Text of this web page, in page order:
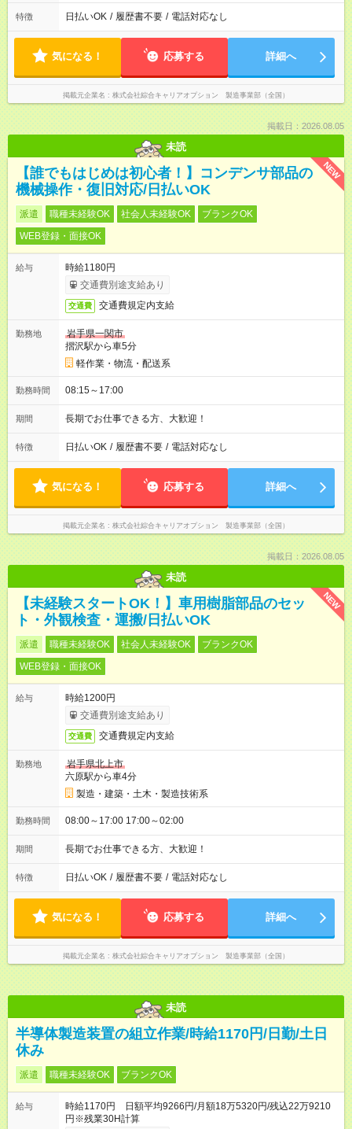
特徴 日払いOK / 履歴書不要 / 電話対応なし
気になる！ 応募する 詳細へ
掲載元企業名 株式会社綜合キャリアオプション 製造事業部（全国）
掲載日：2026.08.05
未読
NEW
【誰でもはじめは初心者！】コンデンサ部品の
機械操作・復旧対応/日払いOK
派遣 職種未経験OK 社会人未経験OK
ブランクOK
WEB登録・面接OK
給与
時給1180円
交通費別途支給あり
交通費 交通費規定内支給
勤務地
岩手県一関市
摺沢駅から車5分
軽作業・物流・配送系
勤務時間 08:15～17:00
期間 長期でお仕事できる方、大歓迎！
特徴 日払いOK / 履歴書不要 / 電話対応なし
気になる！ 応募する 詳細へ
掲載元企業名 株式会社綜合キャリアオプション 製造事業部（全国）
掲載日：2026.08.05
未読
NEW
【未経験スタートOK！】車用樹脂部品のセッ
ト・外観検査・運搬/日払いOK
派遣 職種未経験OK 社会人未経験OK
ブランクOK
WEB登録・面接OK
給与
時給1200円
交通費別途支給あり
交通費 交通費規定内支給
勤務地
岩手県北上市
六原駅から車4分
製造・建築・土木・製造技術系
勤務時間 08:00～17:00 17:00～02:00
期間 長期でお仕事できる方、大歓迎！
特徴 日払いOK / 履歴書不要 / 電話対応なし
気になる！ 応募する 詳細へ
掲載元企業名 株式会社綜合キャリアオプション 製造事業部（全国）
未読
半導体製造装置の組立作業/時給1170円/日勤/土日
休み
派遣 職種未経験OK ブランクOK
給与
時給1170円 日額平均9266円/月額18万5320円/残込22万9210
円※残業30H計算